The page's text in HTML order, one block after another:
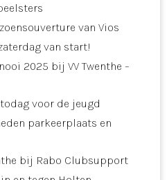
van Vios
van start!
2025 bij VV Twenthe –
voor de jeugd
parkeerplaats en
bij Rabo Clubsupport